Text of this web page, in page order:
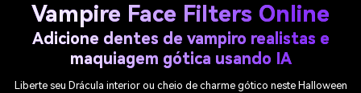
Vampire Face Filters Online
Adicione dentes de vampiro realistas e
maquiagem gótica usando IA
Liberte seu Drácula interior ou cheio de charme gótico neste Halloween